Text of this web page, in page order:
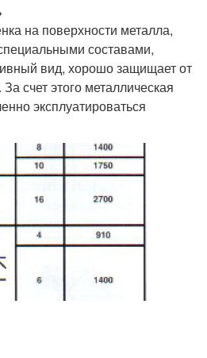
на поверхности металла,
составами,
вид, хорошо защищает от
счет этого металлическая
эксплуатироваться